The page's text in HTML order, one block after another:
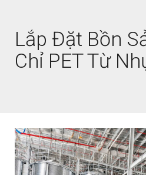
Lắp Đặt Bồn
Chỉ PET Từ